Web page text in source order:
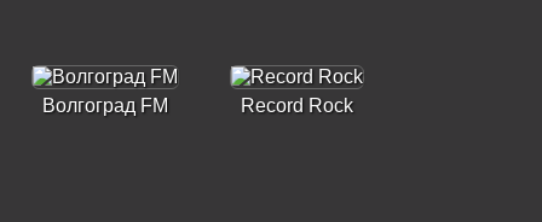
Волгоград FM Record Rock